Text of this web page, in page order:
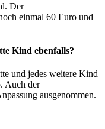
Der
einmal 60 Euro und
Kind ebenfalls?
und jedes weitere Kind
Auch der
ausgenommen.